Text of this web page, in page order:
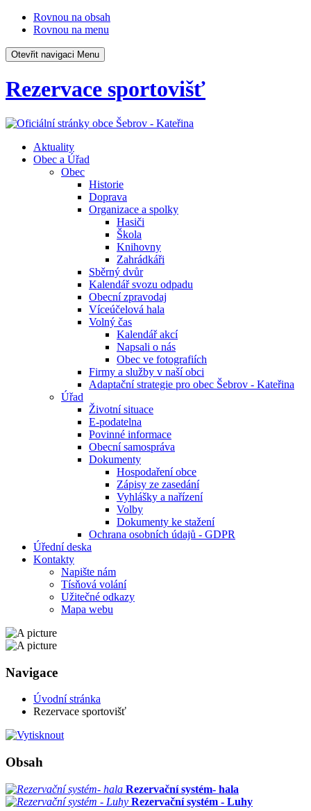
Rovnou na obsah
Rovnou na menu
Otevřit navigaci Menu
Rezervace sportovišť
Aktuality
Obec a Úřad
Obec
Historie
Doprava
Organizace a spolky
Hasiči
Škola
Knihovny
Zahrádkáři
Sběrný dvůr
Kalendář svozu odpadu
Obecní zpravodaj
Víceúčelová hala
Volný čas
Kalendář akcí
Napsali o nás
Obec ve fotografiích
Firmy a služby v naší obci
Adaptační strategie pro obec Šebrov - Kateřina
Úřad
Životní situace
E-podatelna
Povinné informace
Obecní samospráva
Dokumenty
Hospodaření obce
Zápisy ze zasedání
Vyhlášky a nařízení
Volby
Dokumenty ke stažení
Ochrana osobních údajů - GDPR
Úřední deska
Kontakty
Napište nám
Tísňová volání
Užitečné odkazy
Mapa webu
Navigace
Úvodní stránka
Rezervace sportovišť
Obsah
Rezervační systém- hala
Rezervační systém - Luhy